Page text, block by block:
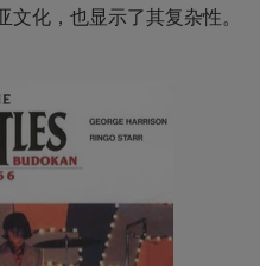
化，也显示了其复杂性。